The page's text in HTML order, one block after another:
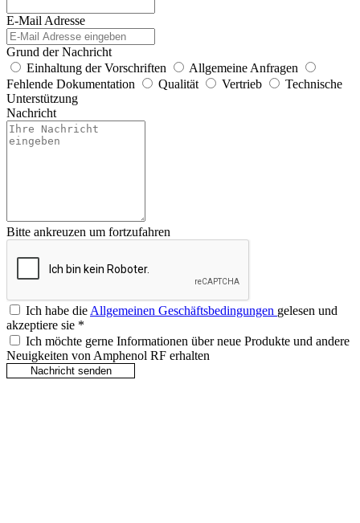
E-Mail Adresse
Grund der Nachricht
Einhaltung der Vorschriften
Allgemeine Anfragen
Fehlende Dokumentation
Qualität Vertrieb
Technische
Unterstützung
Nachricht
Bitte ankreuzen um fortzufahren
Ich habe dieAllgemeinen Geschäftsbedingungen gelesen und
akzeptiere sie *
Ich möchte gerne Informationen über neue Produkte und andere
Neuigkeiten von Amphenol RF erhalten